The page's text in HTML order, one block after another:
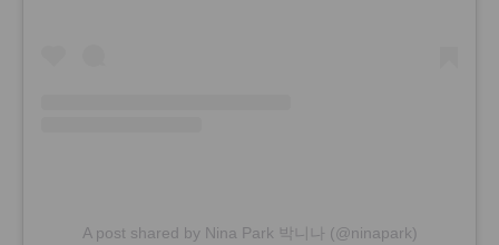
A post shared by Nina Park 박니나 (@ninapark)